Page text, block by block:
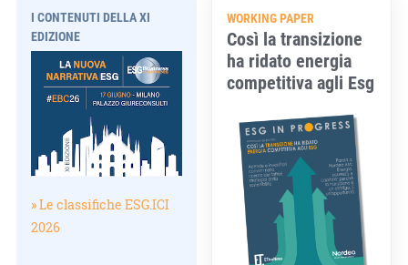
I CONTENUTI DELLA XI
EDIZIONE
» Le classifiche ESG.ICI
2026
WORKING PAPER
Così la transizione
ha ridato energia
competitiva agli Esg